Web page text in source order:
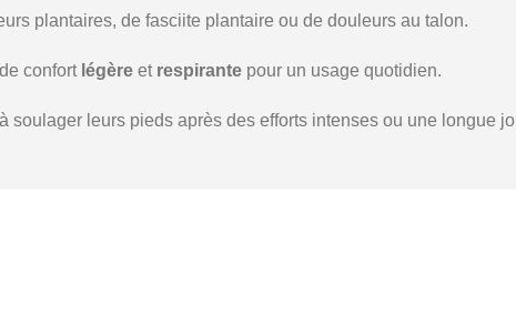
plantaires, de fasciite plantaire ou de douleurs au talon.
confort légère et respirante pour un usage quotidien.
soulager leurs pieds après des efforts intenses ou une longue